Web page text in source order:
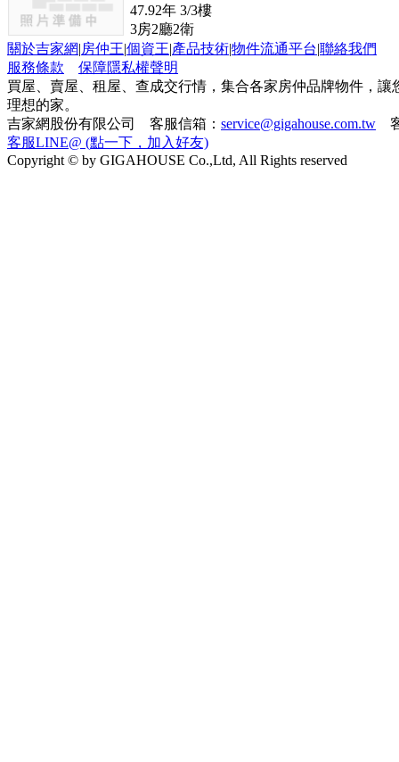
47.92年 3/3樓
3房2廳2衛
關於吉家網|房仲王|個資王|產品技術|物件流通平台|聯絡我們
服務條款
保障隱私權聲明
買屋、賣屋、租屋、查成交行情，集合各家房仲品牌物件，
理想的家。
吉家網股份有限公司 客服信箱： service@gigahouse.com.tw
客服LINE@ (點一下，加入好友)
Copyright © by GIGAHOUSE Co.,Ltd, All Rights reserved